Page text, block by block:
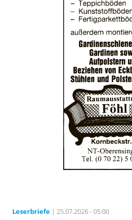
Leserbriefe | 25.07.2026 - 05:00